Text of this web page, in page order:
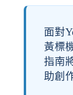
面對
黃標
指南
助創